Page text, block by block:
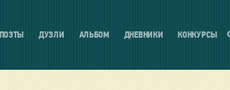
ПОЭТЫ ДУЭЛИ АЛЬБОМ ДНЕВНИКИ КОНКУРСЫ